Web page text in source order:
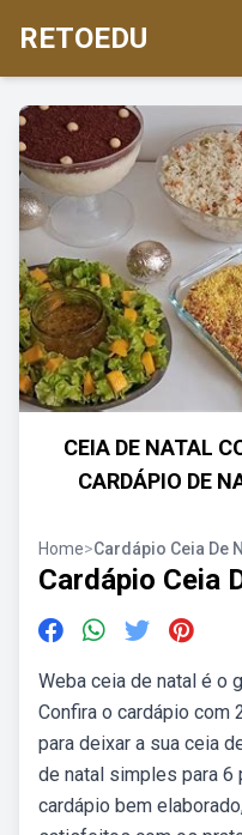
RETOEDU
CEIA DE NATAL
CARDÁPIO DE
Home>Cardápio Ceia De
Cardápio Ceia
Weba ceia de natal é o
Confira o cardápio com
para deixar a sua ceia
de natal simples para
cardápio bem